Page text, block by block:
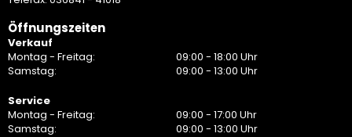
Öffnungszeiten
Verkauf
Montag - Freitag:
09:00 - 18:00 Uhr
Samstag:
09:00 - 13:00 Uhr
Service
Montag - Freitag:
09:00 - 17:00 Uhr
Samstag:
09:00 - 13:00 Uhr